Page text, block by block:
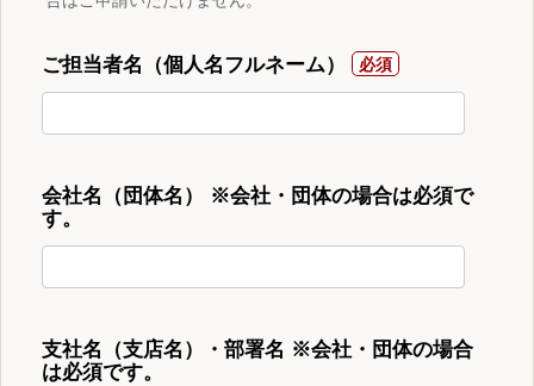
ご担当者名（個人名フルネーム）
会社名（団体名） ※会社・団体の場合は必須で
す。
支社名（支店名）・部署名 ※会社・団体の場合
は必須です。